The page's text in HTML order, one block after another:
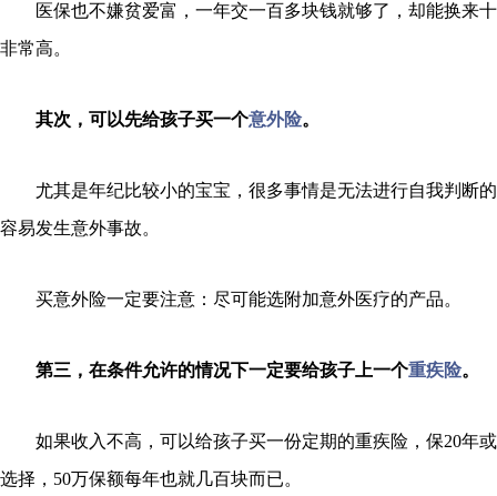
医保也不嫌贫爱富，一年交一百多块钱就够了，却能换来
非常高。
其次，可以先给孩子买一个意外险。
尤其是年纪比较小的宝宝，很多事情是无法进行自我判断
容易发生意外事故。
买意外险一定要注意：尽可能选附加意外医疗的产品。
第三，在条件允许的情况下一定要给孩子上一个重疾险。
如果收入不高，可以给孩子买一份定期的重疾险，保20年或
选择，50万保额每年也就几百块而已。